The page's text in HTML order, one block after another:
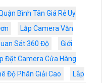
Bình Tân Giá Rẻ Uy
Lắp Camera Văn
Sát 360 Độ
Giới
Đặt Camera Cửa Hàng
Độ Phân Giải Cao
Lắp